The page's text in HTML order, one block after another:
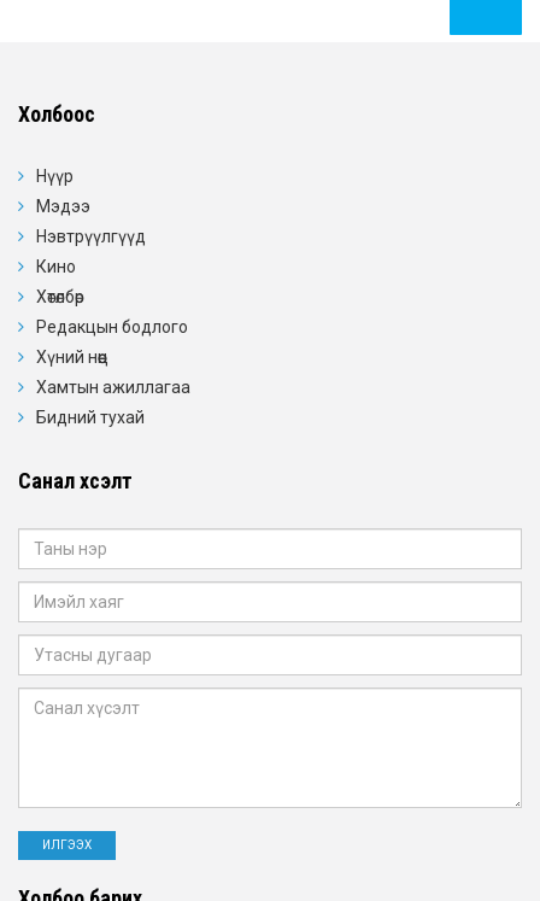
Холбоос
Нүүр
Мэдээ
Нэвтрүүлгүүд
Кино
Хөтөлбөр
Редакцын бодлого
Хүний нөөц
Хамтын ажиллагаа
Бидний тухай
Санал хүсэлт